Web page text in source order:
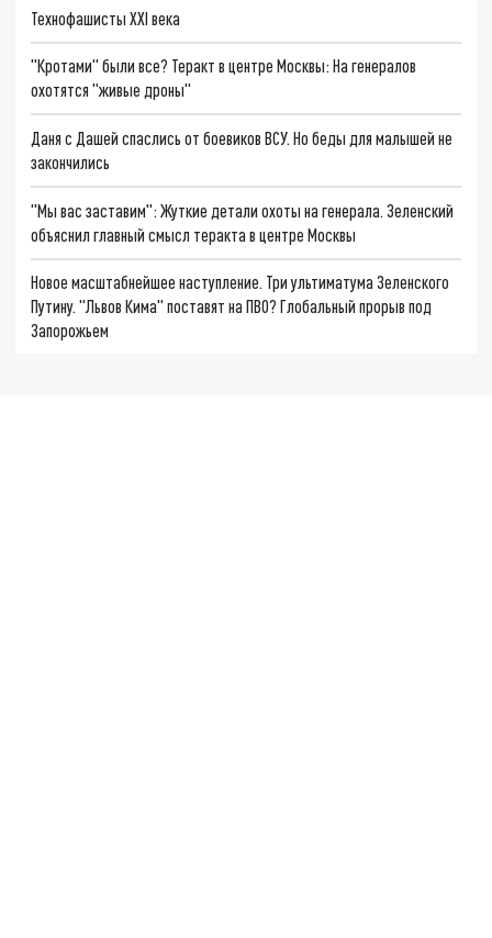
Технофашисты XXI века
"Кротами" были все? Теракт в центре Москвы: На генералов
охотятся "живые дроны"
Даня с Дашей спаслись от боевиков ВСУ. Но беды для малышей не
закончились
"Мы вас заставим": Жуткие детали охоты на генерала. Зеленский
объяснил главный смысл теракта в центре Москвы
Новое масштабнейшее наступление. Три ультиматума Зеленского
Путину. "Львов Кима" поставят на ПВО? Глобальный прорыв под
Запорожьем